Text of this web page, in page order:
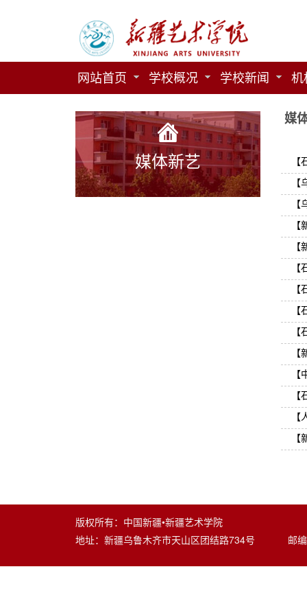
网站首页 学校概况 学校新闻 机
媒体新艺
媒
版权所有：中国新疆•新疆艺术学院
地址：新疆乌鲁木齐市天山区团结路734号 邮编